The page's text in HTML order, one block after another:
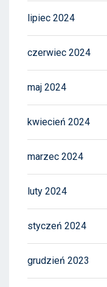
lipiec 2024
czerwiec 2024
maj 2024
kwiecień 2024
marzec 2024
luty 2024
styczeń 2024
grudzień 2023